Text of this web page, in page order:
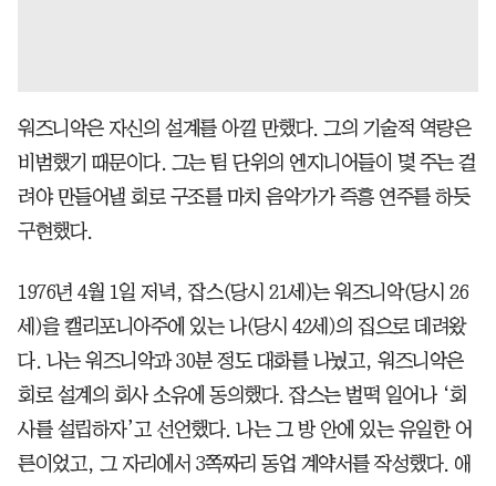
워즈니악은 자신의 설계를 아낄 만했다. 그의 기술적 역량은
비범했기 때문이다. 그는 팀 단위의 엔지니어들이 몇 주는 걸
려야 만들어낼 회로 구조를 마치 음악가가 즉흥 연주를 하듯
구현했다.
1976년 4월 1일 저녁, 잡스(당시 21세)는 워즈니악(당시 26
세)을 캘리포니아주에 있는 나(당시 42세)의 집으로 데려왔
다. 나는 워즈니악과 30분 정도 대화를 나눴고, 워즈니악은
회로 설계의 회사 소유에 동의했다. 잡스는 벌떡 일어나 ‘회
사를 설립하자’고 선언했다. 나는 그 방 안에 있는 유일한 어
른이었고, 그 자리에서 3쪽짜리 동업 계약서를 작성했다. 애